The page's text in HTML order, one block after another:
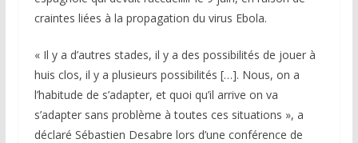
craintes liées à la propagation du virus Ebola.
« Il y a d’autres stades, il y a des possibilités de jouer à
huis clos, il y a plusieurs possibilités […]. Nous, on a
l’habitude de s’adapter, et quoi qu’il arrive on va
s’adapter sans problème à toutes ces situations », a
déclaré Sébastien Desabre lors d’une conférence de